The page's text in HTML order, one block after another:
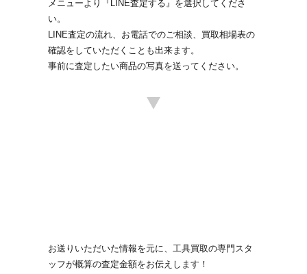
メニューより『LINE査定する』を選択してくださ
い。
LINE査定の流れ、お電話でのご相談、買取相場表の
確認をしていただくことも出来ます。
事前に査定したい商品の写真を送ってください。
お送りいただいた情報を元に、工具買取の専門スタ
ッフが概算の査定金額をお伝えします！